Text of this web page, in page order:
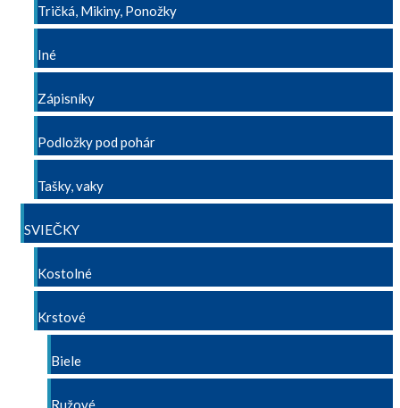
Tričká, Mikiny, Ponožky
Iné
Zápisníky
Podložky pod pohár
Tašky, vaky
SVIEČKY
Kostolné
Krstové
Biele